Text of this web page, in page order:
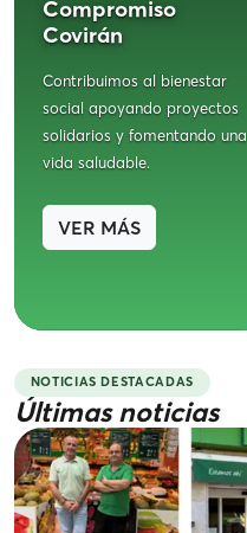
Compromiso
Covirán
Contribuimos al bienestar
social apoyando proyectos
solidarios y fomentando una
vida saludable.
VER MÁS
NOTICIAS DESTACADAS
Últimas noticias